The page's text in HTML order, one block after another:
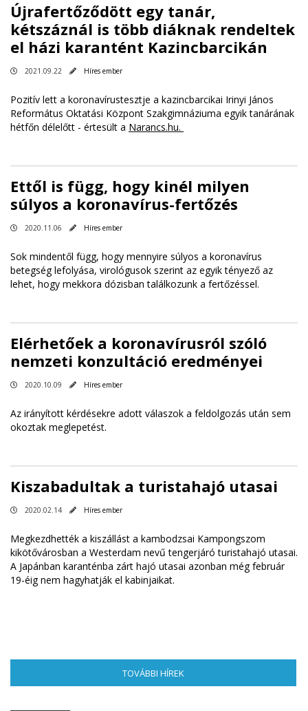
Újrafertőződött egy tanár,
kétszáznál is több diáknak rendeltek
el házi karantént Kazincbarcikán
2021.09.22 Híres ember
Pozitív lett a koronavírustesztje a kazincbarcikai Irinyi János
Református Oktatási Központ Szakgimnáziuma egyik tanárának
hétfőn délelőtt - értesült a Narancs.hu.
Ettől is függ, hogy kinél milyen
súlyos a koronavírus-fertőzés
2020.11.06 Híres ember
Sok mindentől függ, hogy mennyire súlyos a koronavírus
betegség lefolyása, virológusok szerint az egyik tényező az
lehet, hogy mekkora dózisban találkozunk a fertőzéssel.
Elérhetőek a koronavírusról szóló
nemzeti konzultáció eredményei
2020.10.09 Híres ember
Az irányított kérdésekre adott válaszok a feldolgozás után sem
okoztak meglepetést.
Kiszabadultak a turistahajó utasai
2020.02.14 Híres ember
Megkezdhették a kiszállást a kambodzsai Kampongszom
kikötővárosban a Westerdam nevű tengerjáró turistahajó utasai.
A Japánban karanténba zárt hajó utasai azonban még február
19-éig nem hagyhatják el kabinjaikat.
TOVÁBBI HÍREK